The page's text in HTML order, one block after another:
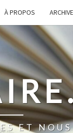
À PROPOS
ET NOUS